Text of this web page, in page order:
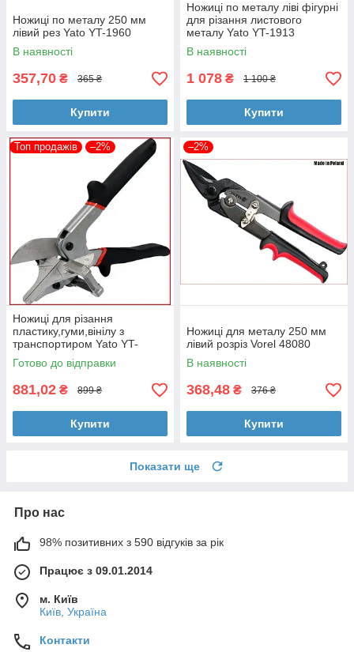
Ножиці по металу 250 мм
лівий рез Yato YT-1960
В наявності
357,70 ₴ 365 ₴
Купити
Ножиці по металу ліві фігурні
для різання листового
металу Yato YT-1913
В наявності
1 078 ₴ 1 100 ₴
Купити
Топ продажів –2%
Ножиці для різання
пластику,гуми,вінілу з
транспортиром Yato YT-
18960
Готово до відправки
881,02 ₴ 899 ₴
Купити
–2%
Ножиці для металу 250 мм
лівий розріз Vorel 48080
В наявності
368,48 ₴ 376 ₴
Купити
Показати ще
Про нас
98% позитивних з 590 відгуків за рік
Працює з 09.01.2014
м. Київ
Київ, Україна
Контакти